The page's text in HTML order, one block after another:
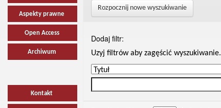
Aspekty prawne
Open Access
Archiwum
Kontakt
Rozpocznij nowe wyszukiwanie
Dodaj filtr:
Uzyj filtrów aby zagęścić wyszukiwanie.